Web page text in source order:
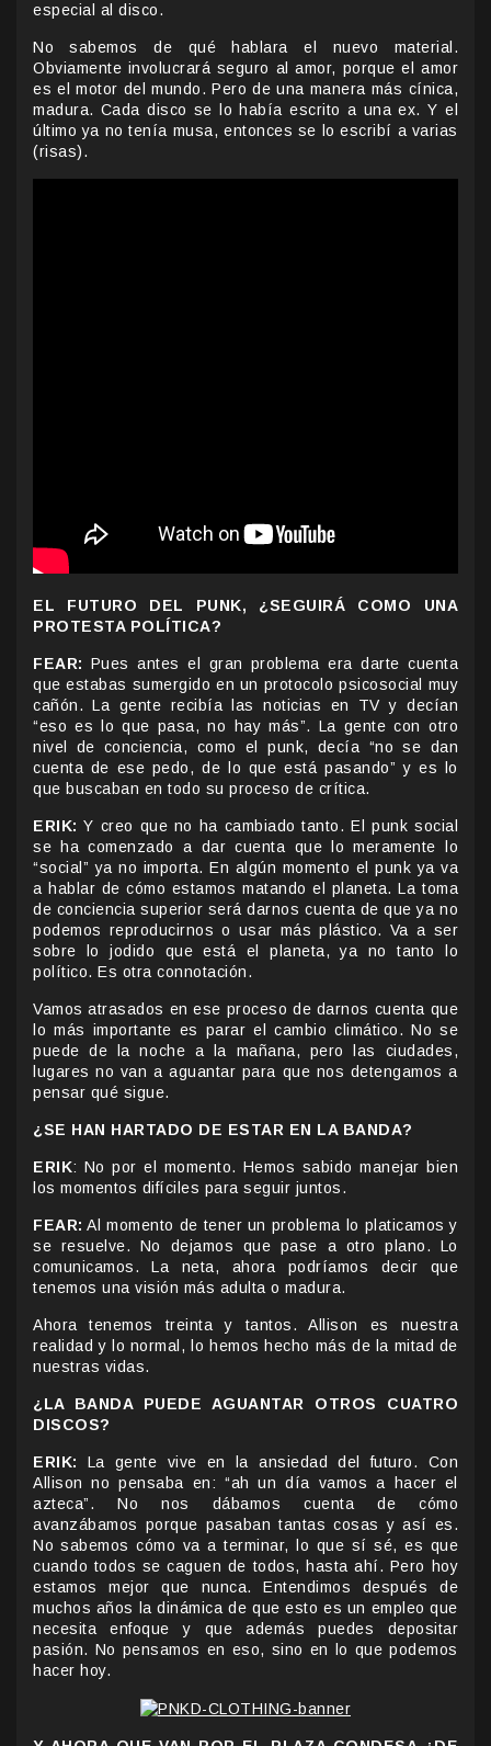
especial al disco.
No sabemos de qué hablara el nuevo material.
Obviamente involucrará seguro al amor, porque el amor
es el motor del mundo. Pero de una manera más cínica,
madura. Cada disco se lo había escrito a una ex. Y el
último ya no tenía musa, entonces se lo escribí a varias
(risas).
EL FUTURO DEL PUNK, ¿SEGUIRÁ COMO UNA
PROTESTA POLÍTICA?
FEAR: Pues antes el gran problema era darte cuenta
que estabas sumergido en un protocolo psicosocial muy
cañón. La gente recibía las noticias en TV y decían
“eso es lo que pasa, no hay más”. La gente con otro
nivel de conciencia, como el punk, decía “no se dan
cuenta de ese pedo, de lo que está pasando” y es lo
que buscaban en todo su proceso de crítica.
ERIK: Y creo que no ha cambiado tanto. El punk social
se ha comenzado a dar cuenta que lo meramente lo
“social” ya no importa. En algún momento el punk ya va
a hablar de cómo estamos matando el planeta. La toma
de conciencia superior será darnos cuenta de que ya no
podemos reproducirnos o usar más plástico. Va a ser
sobre lo jodido que está el planeta, ya no tanto lo
político. Es otra connotación.
Vamos atrasados en ese proceso de darnos cuenta que
lo más importante es parar el cambio climático. No se
puede de la noche a la mañana, pero las ciudades,
lugares no van a aguantar para que nos detengamos a
pensar qué sigue.
¿SE HAN HARTADO DE ESTAR EN LA BANDA?
ERIK: No por el momento. Hemos sabido manejar bien
los momentos difíciles para seguir juntos.
FEAR: Al momento de tener un problema lo platicamos y
se resuelve. No dejamos que pase a otro plano. Lo
comunicamos. La neta, ahora podríamos decir que
tenemos una visión más adulta o madura.
Ahora tenemos treinta y tantos. Allison es nuestra
realidad y lo normal, lo hemos hecho más de la mitad de
nuestras vidas.
¿LA BANDA PUEDE AGUANTAR OTROS CUATRO
DISCOS?
ERIK: La gente vive en la ansiedad del futuro. Con
Allison no pensaba en: “ah un día vamos a hacer el
azteca”. No nos dábamos cuenta de cómo
avanzábamos porque pasaban tantas cosas y así es.
No sabemos cómo va a terminar, lo que sí sé, es que
cuando todos se caguen de todos, hasta ahí. Pero hoy
estamos mejor que nunca. Entendimos después de
muchos años la dinámica de que esto es un empleo que
necesita enfoque y que además puedes depositar
pasión. No pensamos en eso, sino en lo que podemos
hacer hoy.